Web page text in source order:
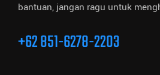
bantuan, jangan ragu untuk
+62 851-6278-2203